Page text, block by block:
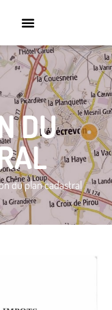
DU
du plan cadastral